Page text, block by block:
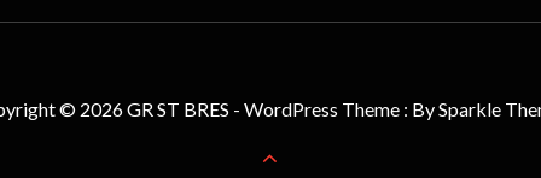
© 2026 GR ST BRES - WordPress Theme : BySparkle